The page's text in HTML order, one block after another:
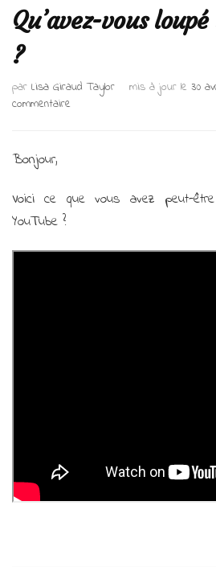
Qu’avez-vous
?
par Lisa Giraud Taylor mis à jour le 30
commentaire
?
Bonjour,
Voici ce que vous avez peut-
YouTube ?